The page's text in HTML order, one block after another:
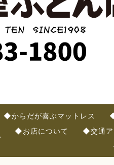
◆からだが喜ぶマットレス
◆お店について ◆交通ア